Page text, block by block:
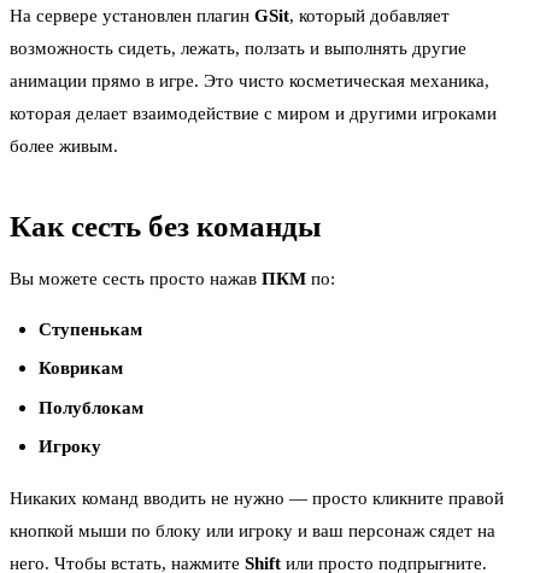
На сервере установлен плагин GSit, который добавляет
возможность сидеть, лежать, ползать и выполнять другие
анимации прямо в игре. Это чисто косметическая механика,
которая делает взаимодействие с миром и другими игроками
более живым.
Как сесть без команды
Вы можете сесть просто нажав ПКМ по:
Ступенькам
Коврикам
Полублокам
Игроку
Никаких команд вводить не нужно — просто кликните правой
кнопкой мыши по блоку или игроку и ваш персонаж сядет на
него. Чтобы встать, нажмите Shift или просто подпрыгните.